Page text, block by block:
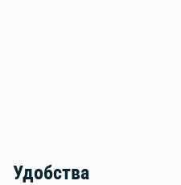
Удобства